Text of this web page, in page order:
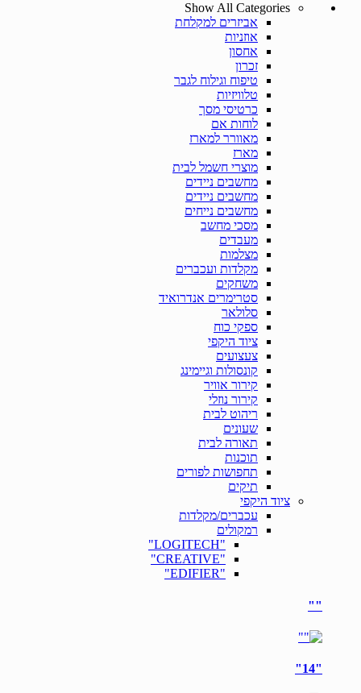
Show All Categories
אביזרים למקלחת
אוזניות
אחסון
זכרון
טיפוח וגילוח לגבר
טלוויזיות
כרטיסי מסך
לוחות אם
מאוורר למארז
מארז
מוצרי חשמל לבית
מחשבים ניידים
מחשבים ניידים
מחשבים נייחים
מסכי מחשב
מעבדים
מצלמות
מקלדות ועכברים
משחקים
סטרימרים אנדרואיד
סלולאר
ספקי כוח
ציוד היקפי
צעצועים
קונסולות וגיימינג
קירור אוויר
קירור נוזלי
ריהוט לבית
שעונים
תאורה לבית
תוכנות
תחפושות לפורים
תיקים
ציוד היקפי
עכברים/מקלדות
רמקולים
"LOGITECH"
"CREATIVE"
"EDIFIER"
Brands Carousel
""
"14"